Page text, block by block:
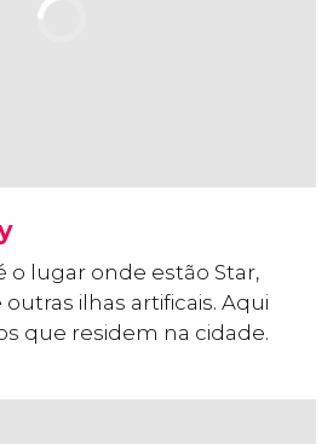
o lugar onde estão Star,
outras ilhas artificais. Aqui
que residem na cidade.